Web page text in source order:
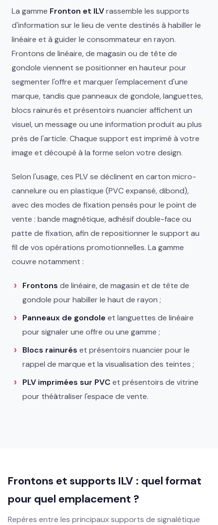
La gamme Fronton et ILVrassemble les supports
d'information sur le lieu de vente destinés à habiller le
linéaire et à guider le consommateur en rayon.
Frontons de linéaire, de magasin ou de tête de
gondole viennent se positionner en hauteur pour
segmenter l'offre et marquer l'emplacement d'une
marque, tandis que panneaux de gondole, languettes,
blocs rainurés et présentoirs nuancier affichent un
visuel, un message ou une information produit au plus
près de l'article. Chaque support est imprimé à votre
image et découpé à la forme selon votre design.
Selon l'usage, ces PLV se déclinent en carton micro-
cannelure ou en plastique (PVC expansé, dibond),
avec des modes de fixation pensés pour le point de
vente : bande magnétique, adhésif double-face ou
patte de fixation, afin de repositionner le support au
fil de vos opérations promotionnelles. La gamme
couvre notamment :
Frontons de linéaire, de magasin et de tête de
gondole pour habiller le haut de rayon ;
Panneaux de gondole et languettes de linéaire
pour signaler une offre ou une gamme ;
Blocs rainurés et présentoirs nuancier pour le
rappel de marque et la visualisation des teintes ;
PLV imprimées sur PVC et présentoirs de vitrine
pour théâtraliser l'espace de vente.
Frontons et supports ILV : quel format
pour quel emplacement ?
Repères entre les principaux supports de signalétique